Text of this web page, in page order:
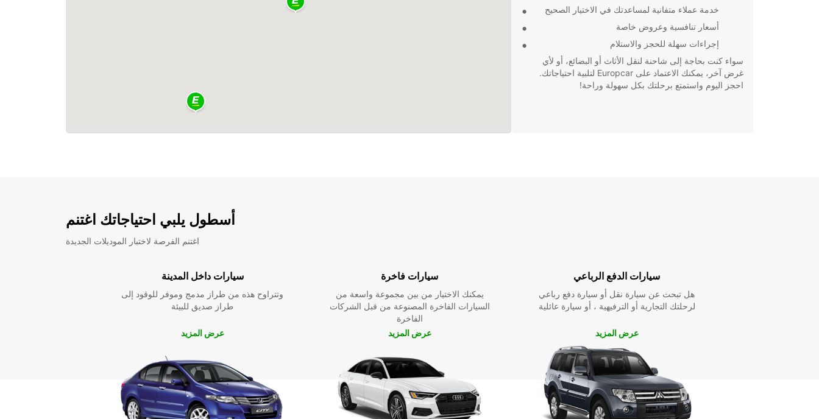
خدمة عملاء متفانية لمساعدتك في الاختيار الصحيح
أسعار تنافسية وعروض خاصة
إجراءات سهلة للحجز والاستلام
سواء كنت بحاجة إلى شاحنة لنقل الأثاث أو البضائع، أو لأي
غرض آخر، يمكنك الاعتماد على Europcar لتلبية احتياجاتك.
احجز اليوم واستمتع برحلتك بكل سهولة وراحة!
أسطول يلبي احتياجاتك اغتنم
اغتنم الفرصة لاختبار الموديلات الجديدة
سيارات داخل المدينة
وتتراوح هذه من طراز مدمج وموفر للوقود إلى
طراز صديق للبيئة
عرض المزيد
سيارات فاخرة
يمكنك الاختيار من بين مجموعة واسعة من
السيارات الفاخرة المصنوعة من قبل الشركات
الفاخرة
عرض المزيد
سيارات الدفع الرباعي
هل تبحث عن سيارة نقل أو سيارة دفع رباعي
لرحلتك التجارية أو الترفيهية ، أو سيارة عائلية
عرض المزيد